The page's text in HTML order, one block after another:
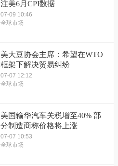
注美6月CPI数据
07-09 10:46
全球市场
美大豆协会主席：希望在WTO
框架下解决贸易纠纷
07-07 12:12
全球市场
美国输华汽车关税增至40% 部
分制造商称价格将上涨
07-07 10:53
全球市场